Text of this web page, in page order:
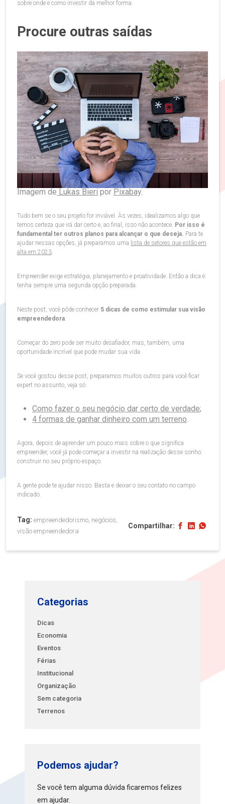
sobre onde e como investir da melhor forma.
Procure outras saídas
Imagem de Lukas Bieri por Pixabay.
Tudo bem se o seu projeto for inviável. Às vezes, idealizamos algo que
temos certeza que irá dar certo e, ao final, isso não acontece. Por isso é
fundamental ter outros planos para alcançar o que deseja. Para te
ajudar nessas opções, já preparamos uma lista de setores que estão em
alta em 2023.
Empreender exige estratégia, planejamento e proatividade. Então a dica é:
tenha sempre uma segunda opção preparada.
Neste post, você pôde conhecer 5 dicas de como estimular sua visão
empreendedora.
Começar do zero pode ser muito desafiador, mas, também, uma
oportunidade incrível que pode mudar sua vida.
Se você gostou desse post, preparamos muitos outros para você ficar
expert no assunto, veja só:
Como fazer o seu negócio dar certo de verdade;
4 formas de ganhar dinheiro com um terreno.
Agora, depois de aprender um pouco mais sobre o que significa
empreender, você já pode começar a investir na realização desse sonho:
construir no seu próprio espaço.
A gente pode te ajudar nisso. Basta e deixar o seu contato no campo
indicado.
Tag: empreendedorismo, negócios,
visão empreendedora
Compartilhar:
Categorias
Dicas
Economia
Eventos
Férias
Institucional
Organização
Sem categoria
Terrenos
Podemos ajudar?
Se você tem alguma dúvida ficaremos felizes
em ajudar.